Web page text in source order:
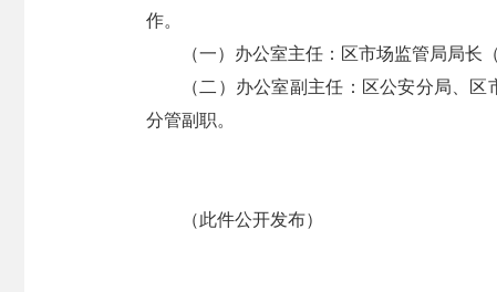
作。
（一）办公室主任：区市场监管局局长
（二）办公室副主任：区公安分局、
分管副职。
（此件公开发布）